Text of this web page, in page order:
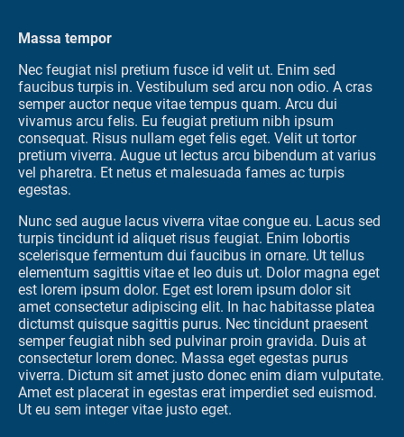
Massa tempor
Nec feugiat nisl pretium fusce id velit ut. Enim sed
faucibus turpis in. Vestibulum sed arcu non odio. A cras
semper auctor neque vitae tempus quam. Arcu dui
vivamus arcu felis. Eu feugiat pretium nibh ipsum
consequat. Risus nullam eget felis eget. Velit ut tortor
pretium viverra. Augue ut lectus arcu bibendum at varius
vel pharetra. Et netus et malesuada fames ac turpis
egestas.
Nunc sed augue lacus viverra vitae congue eu. Lacus sed
turpis tincidunt id aliquet risus feugiat. Enim lobortis
scelerisque fermentum dui faucibus in ornare. Ut tellus
elementum sagittis vitae et leo duis ut. Dolor magna eget
est lorem ipsum dolor. Eget est lorem ipsum dolor sit
amet consectetur adipiscing elit. In hac habitasse platea
dictumst quisque sagittis purus. Nec tincidunt praesent
semper feugiat nibh sed pulvinar proin gravida. Duis at
consectetur lorem donec. Massa eget egestas purus
viverra. Dictum sit amet justo donec enim diam vulputate.
Amet est placerat in egestas erat imperdiet sed euismod.
Ut eu sem integer vitae justo eget.